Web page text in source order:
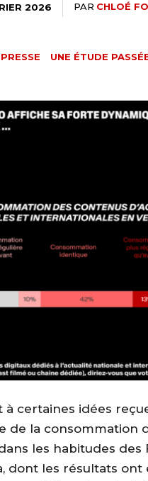
2026 PAR CHLOÉ
PRESSE UNE ÉTUDE
à certaines idées
de la consommation
les habitudes des
dont les résultats ont